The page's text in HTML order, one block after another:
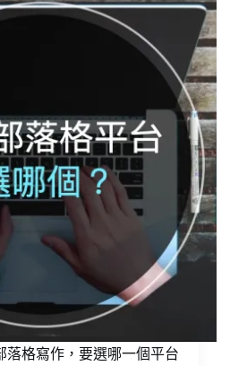
落格寫作，要選哪一個平台